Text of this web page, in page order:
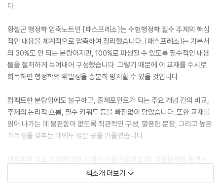
다.
황철곤 행정학 압축노트인 [패스프레소]는 수험행정학 필수 주제의 핵심
적인 내용을 체계적으로 압축하여 정리했습니다. [패스프레소]는 기본서
의 30%도 안 되는 분량이지만, 100%로 파생될 수 있도록 필수적인 내용
들을 철저하게 녹여내어 구성했습니다. 그렇기 때문에 이 교재를 수시로
회독하면 행정학의 휘발성을 충분히 방지할 수 있을 것입니다.
컴팩트한 분량임에도 불구하고, 출제포인트가 되는 주요 개념 간의 비교,
주제의 논리적 흐름, 필수 키워드 등을 빠짐없이 담았습니다. 또한 교재를
읽어 나가는 데 불편함이 없도록 직관적인 구성, 깔끔한 문장, 그리고 높은
가독성을 갖추는 데에도 많은 공을 기울였습니다.
행정학의 주요 주제에 대한 기억이 가물가물해질 때, 기출문제를 풀면서
개념도 놓고 싶지 않을 때, 또는 다른 과목을 공부하는 기간 중에 [패스프
레소]를 적극적으로 활용해 보세요. 행정학의 감각을 지속적으로 유지하
책소개 더보기